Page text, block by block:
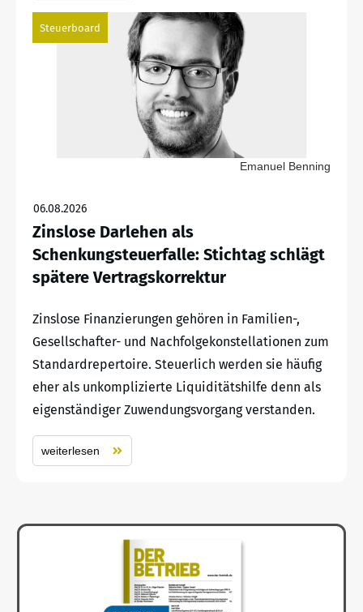
Steuerboard
Emanuel Benning
06.08.2026
Zinslose Darlehen als
Schenkungsteuerfalle: Stichtag schlägt
spätere Vertragskorrektur
Zinslose Finanzierungen gehören in Familien-,
Gesellschafter- und Nachfolgekonstellationen zum
Standardrepertoire. Steuerlich werden sie häufig
eher als unkomplizierte Liquiditätshilfe denn als
eigenständiger Zuwendungsvorgang verstanden.
weiterlesen